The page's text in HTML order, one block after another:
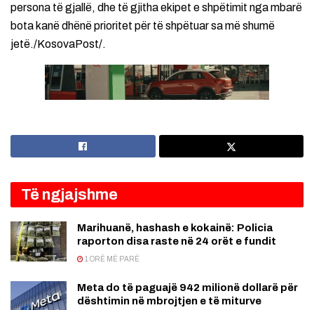
persona të gjallë, dhe të gjitha ekipet e shpëtimit nga mbarë
bota kanë dhënë prioritet për të shpëtuar sa më shumë
jetë./KosovaPost/.
Të ngjajshme
Marihuanë, hashash e kokainë: Policia
raporton disa raste në 24 orët e fundit
1 ORË MË PARË
Meta do të paguajë 942 milionë dollarë për
dështimin në mbrojtjen e të miturve